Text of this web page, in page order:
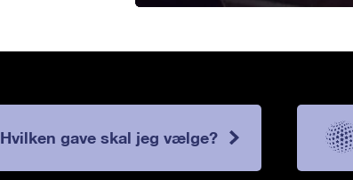
Hvilken gave skal jeg vælge?